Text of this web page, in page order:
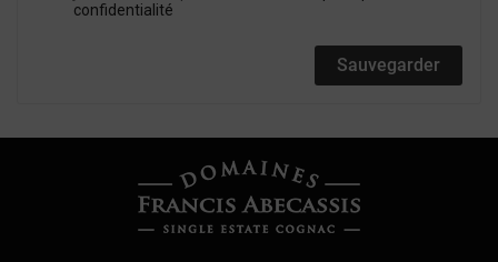
confidentialité
Sauvegarder